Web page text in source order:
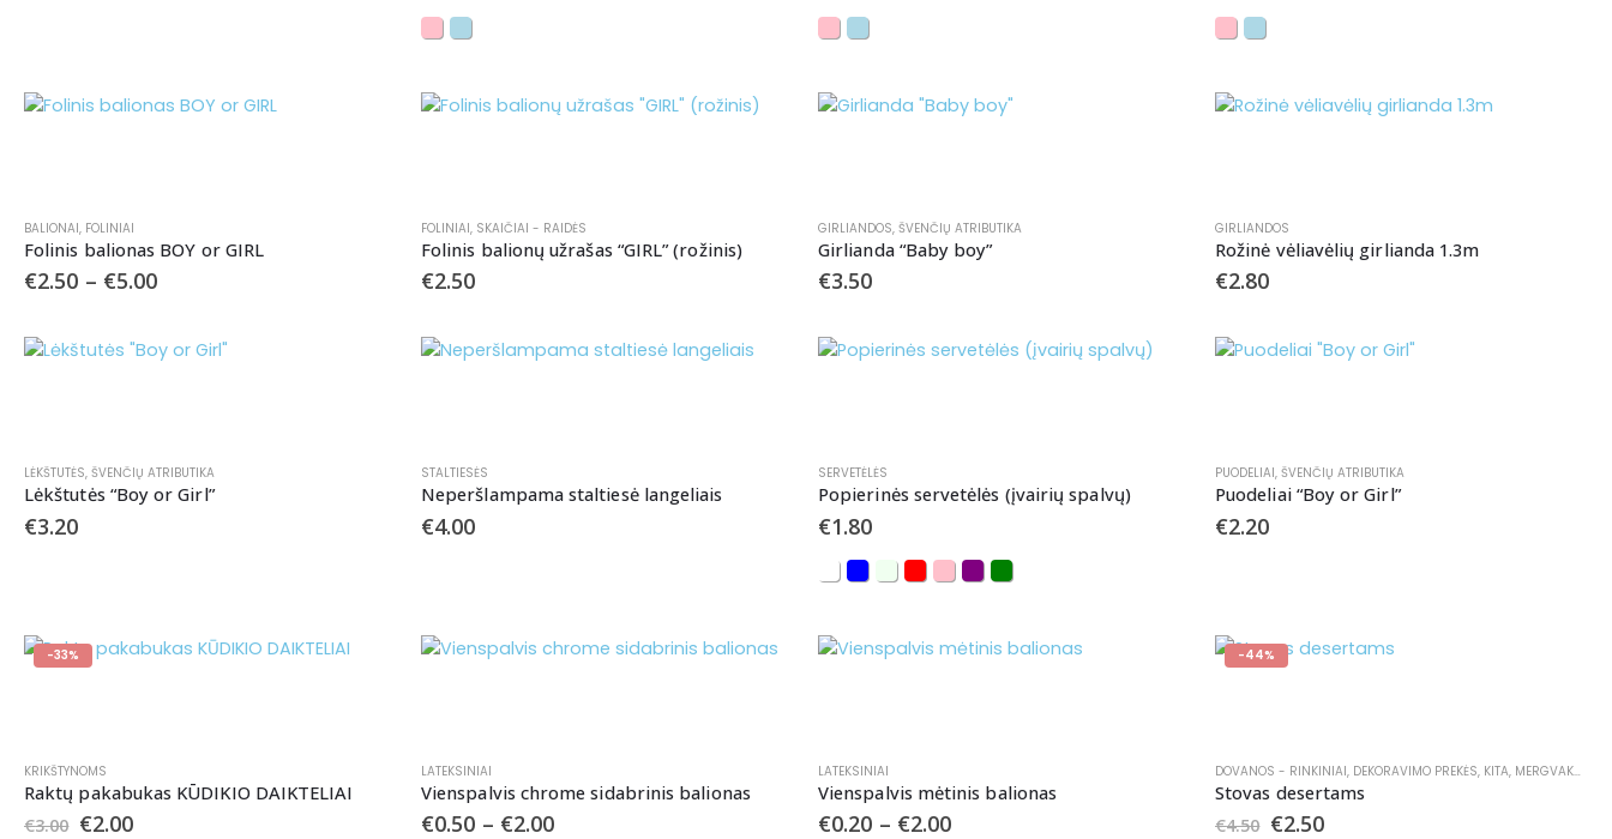
BALIONAI, FOLINIAI
Folinis balionas BOY or GIRL
€2.50 – €5.00
FOLINIAI, SKAIČIAI - RAIDĖS
Folinis balionų užrašas “GIRL” (rožinis)
€2.50
GIRLIANDOS, ŠVENČIŲ ATRIBUTIKA
Girlianda “Baby boy”
€3.50
GIRLIANDOS
Rožinė vėliavėlių girlianda 1.3m
€2.80
LĖKŠTUTĖS, ŠVENČIŲ ATRIBUTIKA
Lėkštutės “Boy or Girl”
€3.20
STALTIESĖS
Neperšlampama staltiesė langeliais
€4.00
SERVETĖLĖS
Popierinės servetėlės (įvairių spalvų)
€1.80
PUODELIAI, ŠVENČIŲ ATRIBUTIKA
Puodeliai “Boy or Girl”
€2.20
-33%
KRIKŠTYNOMS
Raktų pakabukas KŪDIKIO DAIKTELIAI
€3.00 €2.00
LATEKSINIAI
Vienspalvis chrome sidabrinis balionas
€0.50 – €2.00
LATEKSINIAI
Vienspalvis mėtinis balionas
€0.20 – €2.00
-44%
DOVANOS - RINKINIAI, DEKORAVIMO PREKĖS, KITA, MERGVAKARIAMS
Stovas desertams
€4.50 €2.50